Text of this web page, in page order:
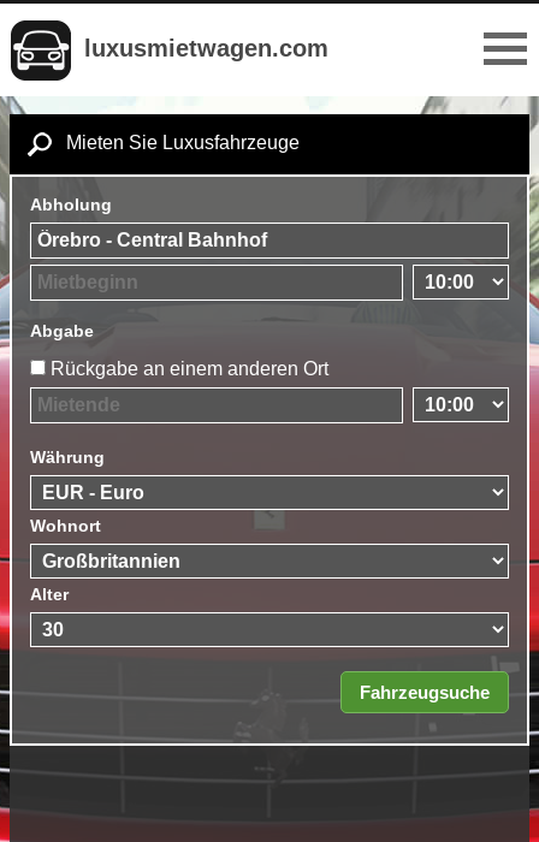
luxusmietwagen.com
Mieten Sie Luxusfahrzeuge
Abholung
Abgabe
Rückgabe an einem anderen Ort
Währung
Wohnort
Alter